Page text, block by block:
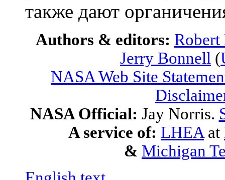
также дают
Authors & editors:
Jerry Bonnell (
NASA Web Site
NASA Official: Jay Norris.
A service of: LHEA at
& Michigan